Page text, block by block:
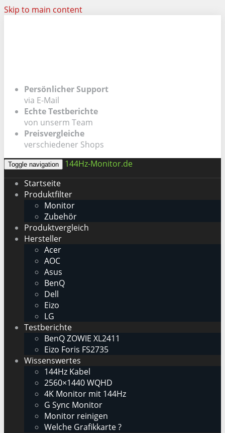
Skip to main content
Persönlicher Support
via E-Mail
Echte Testberichte
von unserm Team
Preisvergleiche
verschiedener Shops
Toggle navigation
144Hz-Monitor.de
Startseite
Produktfilter
Monitor
Zubehör
Produktvergleich
Hersteller
Acer
AOC
Asus
BenQ
Dell
Eizo
LG
Testberichte
BenQ ZOWIE XL2411
Eizo Foris FS2735
Wissenswertes
144Hz Kabel
2560×1440 WQHD
4K Monitor mit 144Hz
G Sync Monitor
Monitor reinigen
Welche Grafikkarte ?